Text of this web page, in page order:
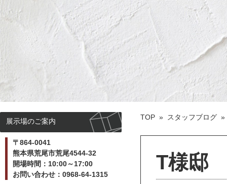
TOP » スタッフブログ
T様邸
展示場のご案内
〒864-0041
熊本県荒尾市荒尾4544-32
開場時間：10:00～17:00
お問い合わせ：0968-64-1315